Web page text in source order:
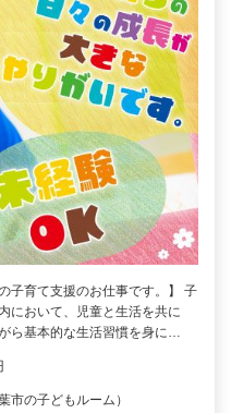
子育て支援のお仕事です。】 子
において、児童と生活を共に
ら基本的な生活習慣を身に…
市の子どもルーム）